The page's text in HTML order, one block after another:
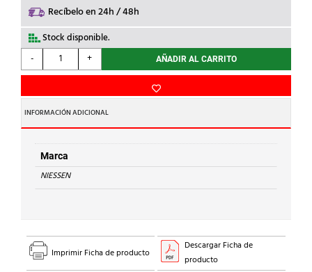
Recíbelo en 24h / 48h
Stock disponible.
-
NIESSEN
-
BASE
ENCHUFE
SCHUKO
SKY
BLANCO
ESSENCE
cantidad
+ AÑADIR AL CARRITO
INFORMACIÓN ADICIONAL
Marca
NIESSEN
Imprimir Ficha de producto
Descargar Ficha de
producto